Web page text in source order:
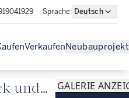
Sprache: Deutsch
Verkaufen
und
GALERIE